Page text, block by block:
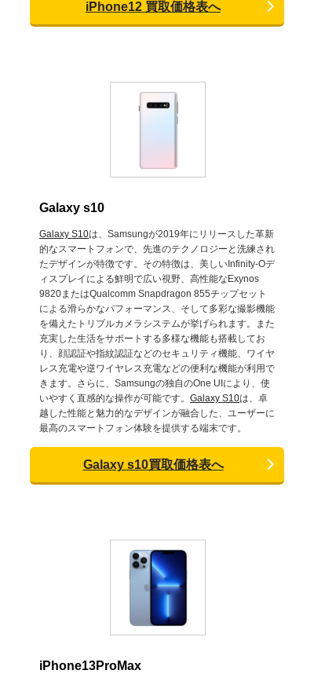
iPhone12 買取価格表へ
Galaxy s10
Galaxy S10は、Samsungが2019年にリリースした革新
的なスマートフォンで、先進のテクノロジーと洗練され
たデザインが特徴です。その特徴は、美しいInfinity-Oデ
ィスプレイによる鮮明で広い視野、高性能なExynos
9820またはQualcomm Snapdragon 855チップセット
による滑らかなパフォーマンス、そして多彩な撮影機能
を備えたトリプルカメラシステムが挙げられます。また
充実した生活をサポートする多様な機能も搭載してお
り、顔認証や指紋認証などのセキュリティ機能、ワイヤ
レス充電や逆ワイヤレス充電などの便利な機能が利用で
きます。さらに、Samsungの独自のOne UIにより、使
いやすく直感的な操作が可能です。 Galaxy S10は、卓
越した性能と魅力的なデザインが融合した、ユーザーに
最高のスマートフォン体験を提供する端末です。
Galaxy s10買取価格表へ
iPhone13ProMax